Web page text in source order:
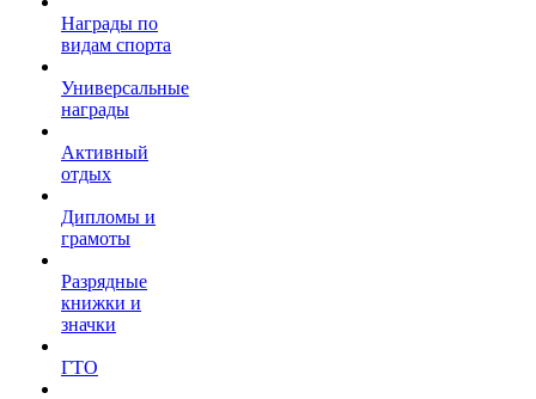
Награды по
видам спорта
Универсальные
награды
Активный
отдых
Дипломы и
грамоты
Разрядные
книжки и
значки
ГТО